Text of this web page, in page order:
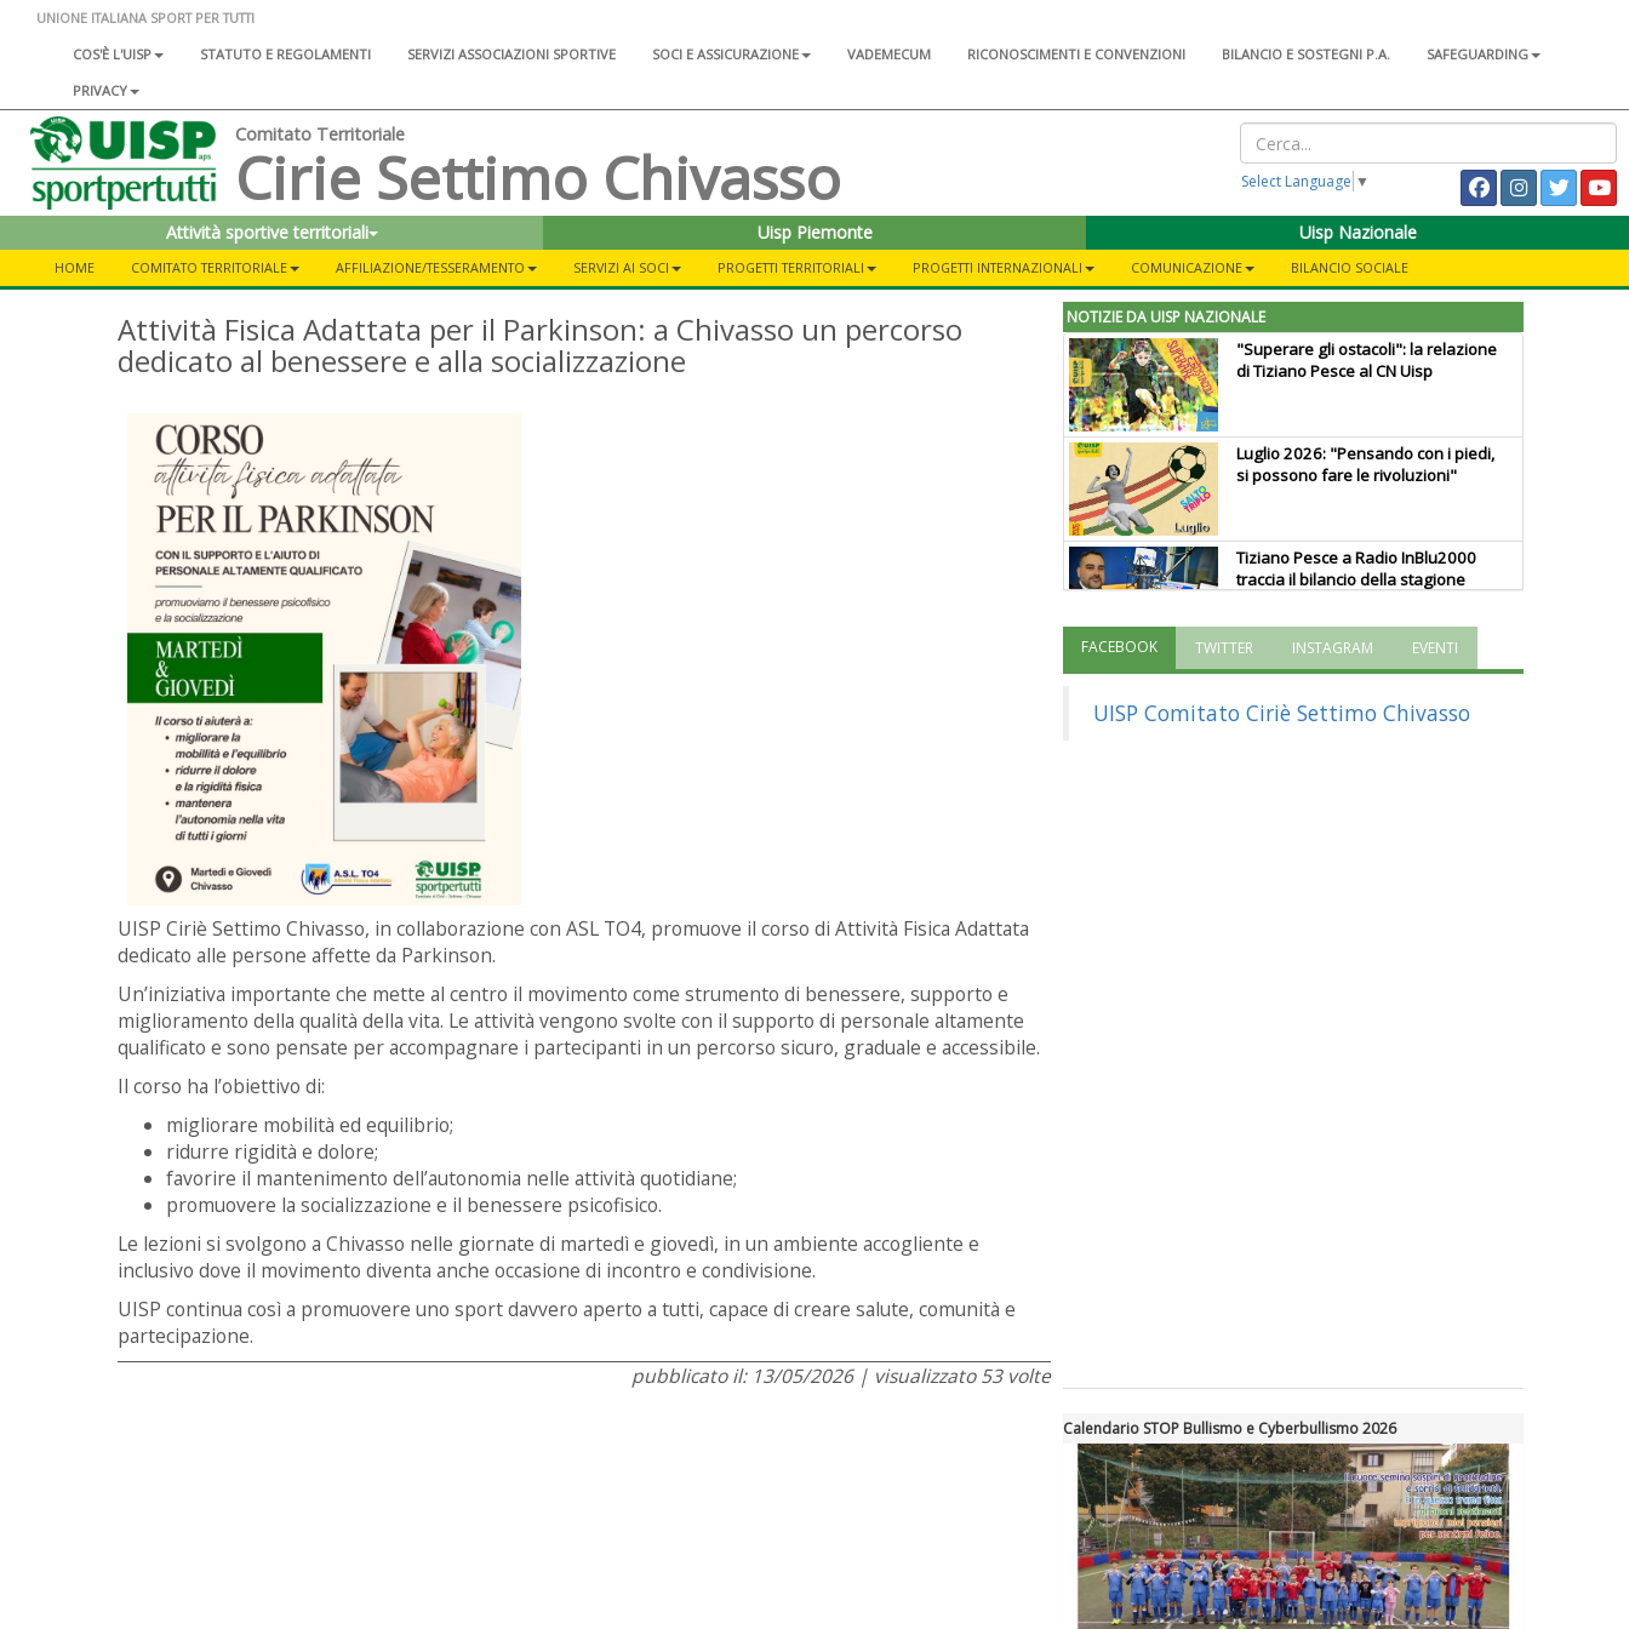
UNIONE ITALIANA SPORT PER TUTTI
COS'È L'UISP
STATUTO E REGOLAMENTI SERVIZI ASSOCIAZIONI SPORTIVE SOCI E ASSICURAZIONE VADEMECUM RICONOSCIMENTI E CONVENZIONI BILANCIO E SOSTEGNI P.A.
SAFEGUARDING
PRIVACY
Comitato Territoriale
Cirie Settimo Chivasso Select Language ▼
Attività sportive territoriali Uisp Piemonte Uisp Nazionale
HOME COMITATO TERRITORIALE AFFILIAZIONE/TESSERAMENTO SERVIZI AI SOCI PROGETTI TERRITORIALI PROGETTI INTERNAZIONALI COMUNICAZIONE BILANCIO SOCIALE
Attività Fisica Adattata per il Parkinson: a Chivasso un percorso
dedicato al benessere e alla socializzazione
UISP Ciriè Settimo Chivasso, in collaborazione con ASL TO4, promuove il corso di Attività Fisica Adattata
dedicato alle persone affette da Parkinson.
Un’iniziativa importante che mette al centro il movimento come strumento di benessere, supporto e
miglioramento della qualità della vita. Le attività vengono svolte con il supporto di personale altamente
qualificato e sono pensate per accompagnare i partecipanti in un percorso sicuro, graduale e accessibile.
Il corso ha l’obiettivo di:
migliorare mobilità ed equilibrio;
ridurre rigidità e dolore;
favorire il mantenimento dell’autonomia nelle attività quotidiane;
promuovere la socializzazione e il benessere psicofisico.
Le lezioni si svolgono a Chivasso nelle giornate di martedì e giovedì, in un ambiente accogliente e
inclusivo dove il movimento diventa anche occasione di incontro e condivisione.
UISP continua così a promuovere uno sport davvero aperto a tutti, capace di creare salute, comunità e
partecipazione.
pubblicato il: 13/05/2026 | visualizzato 53 volte
NOTIZIE DA UISP NAZIONALE
"Superare gli ostacoli": la relazione
di Tiziano Pesce al CN Uisp
Luglio 2026: "Pensando con i piedi,
si possono fare le rivoluzioni"
Tiziano Pesce a Radio InBlu2000
traccia il bilancio della stagione
FACEBOOK TWITTER INSTAGRAM EVENTI
UISP Comitato Ciriè Settimo Chivasso
Calendario STOP Bullismo e Cyberbullismo 2026